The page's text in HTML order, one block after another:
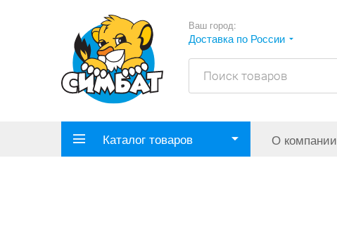
Ваш город:
Доставка по России
Каталог товаров О компании